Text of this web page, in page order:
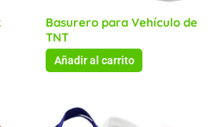
Basurero para Vehículo de
TNT
Añadir al carrito